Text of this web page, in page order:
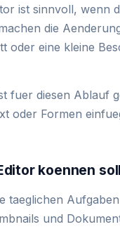
ist sinnvoll, wenn
die
oder eine kleine
fuer diesen Ablauf
oder Formen
koennen
taeglichen
und